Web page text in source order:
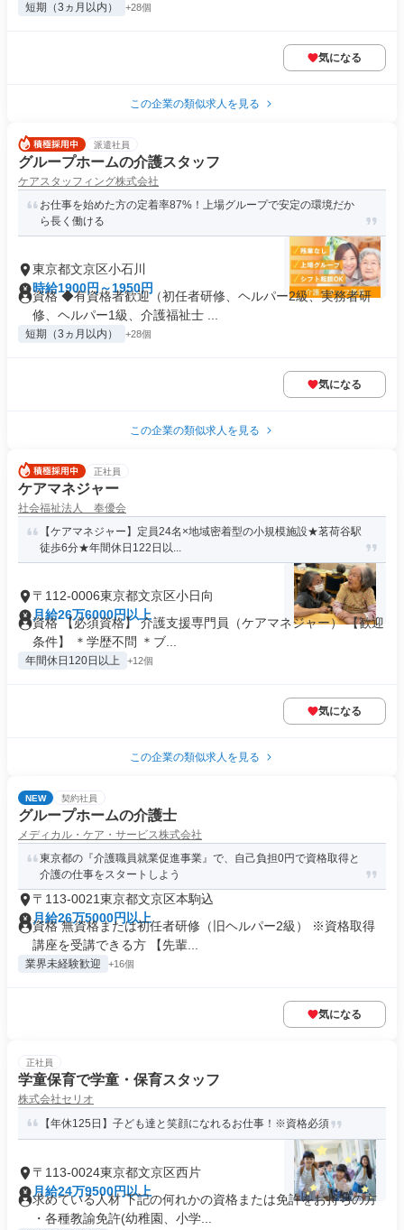
短期（3ヵ月以内） +28個
気になる
この企業の類似求人を見る
派遣社員
グループホームの介護スタッフ
ケアスタッフィング株式会社
お仕事を始めた方の定着率87%！上場グループで安定の環境だか
ら長く働ける
東京都文京区小石川
時給1900円～1950円
資格 ◆有資格者歓迎（初任者研修、ヘルパー2級、実務者研
修、ヘルパー1級、介護福祉士 ...
短期（3ヵ月以内） +28個
気になる
この企業の類似求人を見る
正社員
ケアマネジャー
社会福祉法人 奉優会
【ケアマネジャー】定員24名×地域密着型の小規模施設★茗荷谷駅
徒歩6分★年間休日122日以...
〒112-0006東京都文京区小日向
月給26万6000円以上
資格 【必須資格】 介護支援専門員（ケアマネジャー） 【歓迎
条件】 ＊学歴不問 ＊ブ...
年間休日120日以上 +12個
気になる
この企業の類似求人を見る
NEW 契約社員
グループホームの介護士
メディカル・ケア・サービス株式会社
東京都の『介護職員就業促進事業』で、自己負担0円で資格取得と
介護の仕事をスタートしよう
〒113-0021東京都文京区本駒込
月給26万5000円以上
資格 無資格または初任者研修（旧ヘルパー2級） ※資格取得
講座を受講できる方 【先輩...
業界未経験歓迎 +16個
気になる
正社員
学童保育で学童・保育スタッフ
株式会社セリオ
【年休125日】子ども達と笑顔になれるお仕事！※資格必須
〒113-0024東京都文京区西片
月給24万9500円以上
求めている人材 下記の何れかの資格または免許をお持ちの方
・各種教諭免許(幼稚園、小学...